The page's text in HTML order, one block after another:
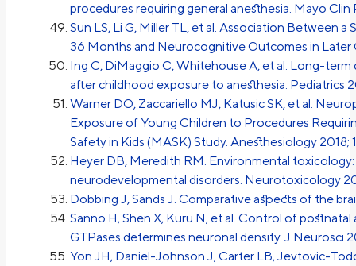
procedures requiring general anesthesia. Mayo Clin
Sun LS, Li G, Miller TL, et al. Association Between
36 Months and Neurocognitive Outcomes in Later
Ing C, DiMaggio C, Whitehouse A, et al. Long-
after childhood exposure to anesthesia. Pediatrics
Warner DO, Zaccariello MJ, Katusic SK, et al.
Exposure of Young Children to Procedures
Safety in Kids (MASK) Study. Anesthesiology 2018;
Heyer DB, Meredith RM. Environmental
neurodevelopmental disorders. Neurotoxicology
Dobbing J, Sands J. Comparative aspects of the
Sanno H, Shen X, Kuru N, et al. Control of
GTPases determines neuronal density. J Neurosci
Yon JH, Daniel-Johnson J, Carter LB, Jevtovic-